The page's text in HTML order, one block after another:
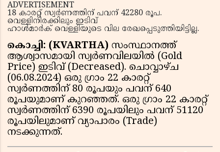
ADVERTISEMENT
18 കാരറ്റ് സ്വര്‍ണത്തിന് പവന് 42280 രൂപ.
വെള്ളിനിരക്കിലും ഇടിവ്
ഹാള്‍മാര്‍ക് വെള്ളിയുടെ വില രേഖപ്പെടുത്തിയിട്ടില്ല.
കൊച്ചി: (KVARTHA) സംസ്ഥാനത്ത്
ആശ്വാസമായി സ്വര്‍ണവിലയില്‍ (Gold
Price) ഇടിവ് (Decreased). ചൊവ്വാഴ്ച
(06.08.2024) ഒരു ഗ്രാം 22 കാരറ്റ്
സ്വര്‍ണത്തിന് 80 രൂപയും പവന് 640
രൂപയുമാണ് കുറഞ്ഞത്. ഒരു ഗ്രാം 22 കാരറ്റ്
സ്വര്‍ണത്തിന് 6390 രൂപയിലും പവന് 51120
രൂപയിലുമാണ് വ്യാപാരം (Trade)
നടക്കുന്നത്.